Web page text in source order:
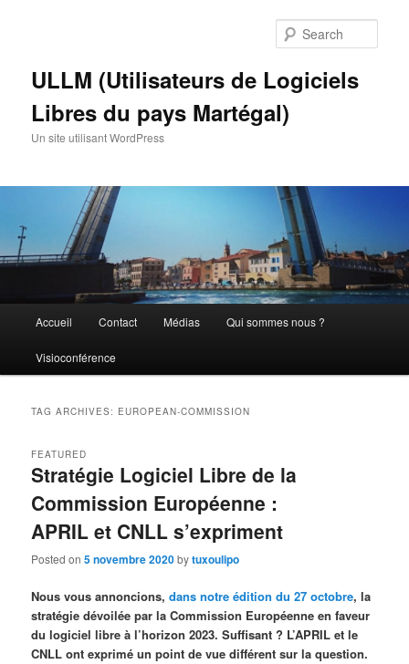
ULLM (Utilisateurs de Logiciels
Libres du pays Martégal)
Un site utilisant WordPress
Accueil Contact Médias Qui sommes nous ?
Visioconférence
TAG ARCHIVES: EUROPEAN-COMMISSION
Stratégie Logiciel Libre de la
Commission Européenne :
APRIL et CNLL s’expriment
FEATURED
Posted on5 novembre 2020bytuxoulipo
Nous vous annoncions,dans notre édition du 27 octobre, la
stratégie dévoilée par la Commission Européenne en faveur
du logiciel libre à l’horizon 2023. Suffisant ? L’APRIL et le
CNLL ont exprimé un point de vue différent sur la question.